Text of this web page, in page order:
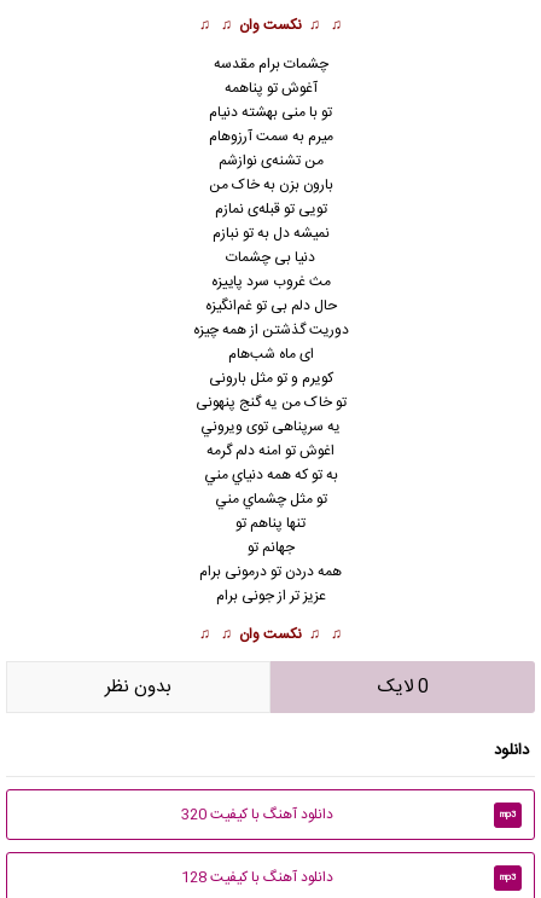
♫ ♫ نکست وان ♫ ♫
چشمات برام مقدسه
آغوش تو پناهمه
تو با منی بهشته دنیام
میرم به سمت آرزوهام
من تشنه‌ی نوازشم
بارون بزن به خاک من
تویی تو قبله‌ی نمازم
نمیشه دل به تو نبازم
دنیا بی چشمات
مث غروب سرد پاییزه
حال دلم بی تو غم‌انگیزه
دوریت گذشتن از همه چیزه
ای ماه شب‌هام
کویرم و تو مثل بارونی
تو خاک من یه گنج پنهونی
یه سرپناهی توی ویروني
اغوش تو امنه دلم گرمه
به تو كه همه دنياي مني
تو مثل چشماي مني
تنها پناهم تو
جهانم تو
همه دردن تو درمونی برام
عزیز تر از جونی برام
♫ ♫ نکست وان ♫ ♫
0 لایک بدون نظر
دانلود
mp3 دانلود آهنگ با کیفیت 320
mp3 دانلود آهنگ با کیفیت 128